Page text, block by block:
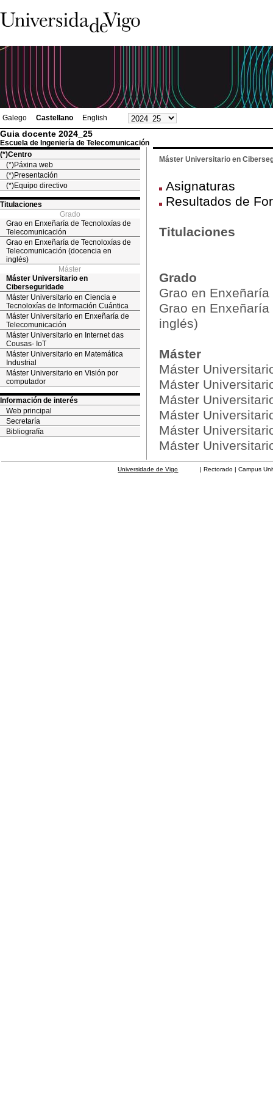
Galego Castellano English
Guia docente 2024_25
Escuela de Ingeniería de Telecomunicación
(*)Centro
(*)Páxina web
(*)Presentación
(*)Equipo directivo
Titulaciones
Grado
Grao en Enxeñaría de Tecnoloxías de
Telecomunicación
Grao en Enxeñaría de Tecnoloxías de
Telecomunicación (docencia en
inglés)
Máster
Máster Universitario en
Ciberseguridade
Máster Universitario en Ciencia e
Tecnoloxías de Información Cuántica
Máster Universitario en Enxeñaría de
Telecomunicación
Máster Universitario en Internet das
Cousas- IoT
Máster Universitario en Matemática
Industrial
Máster Universitario en Visión por
computador
Información de interés
Web principal
Secretaría
Bibliografía
Máster Universitario en
Asignaturas
Resultados de
Titulaciones
Grado
Grao en
Grao en
inglés)
Máster
Máster
Máster
Máster
Máster
Máster
Máster
Universidade de Vigo | Rectorado | Campus